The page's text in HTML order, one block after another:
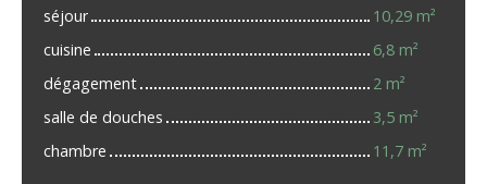
séjour
10,29 m²
cuisine
6,8 m²
dégagement
2 m²
salle de douches
3,5 m²
chambre
11,7 m²